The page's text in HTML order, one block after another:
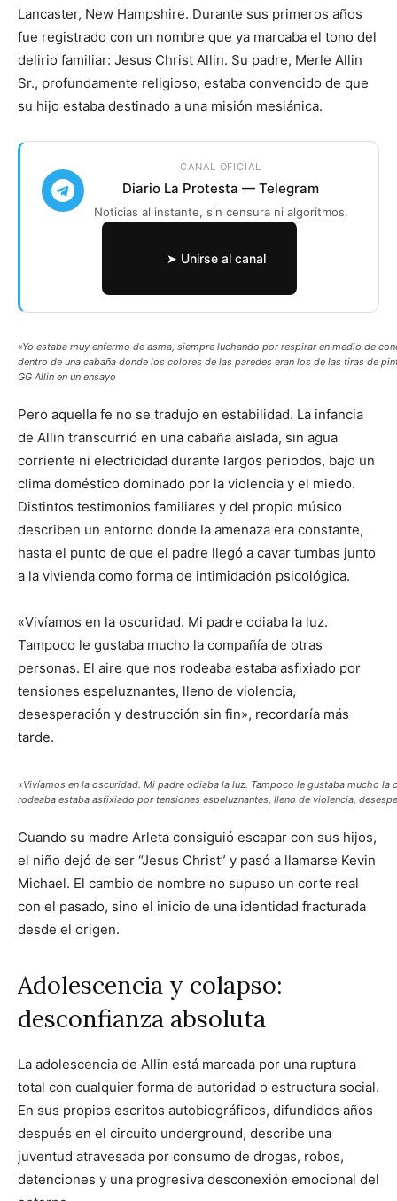
Lancaster, New Hampshire. Durante sus primeros años
fue registrado con un nombre que ya marcaba el tono del
delirio familiar: Jesus Christ Allin. Su padre, Merle Allin
Sr., profundamente religioso, estaba convencido de que
su hijo estaba destinado a una misión mesiánica.
CANAL OFICIAL
Diario La Protesta — Telegram
Noticias al instante, sin censura ni algoritmos.
➤ Unirse al canal
«Yo estaba muy enfermo de asma, siempre luchando por respirar en medio de
dentro de una cabaña donde los colores de las paredes eran los de las tiras de
GG Allin en un ensayo
Pero aquella fe no se tradujo en estabilidad. La infancia
de Allin transcurrió en una cabaña aislada, sin agua
corriente ni electricidad durante largos periodos, bajo un
clima doméstico dominado por la violencia y el miedo.
Distintos testimonios familiares y del propio músico
describen un entorno donde la amenaza era constante,
hasta el punto de que el padre llegó a cavar tumbas junto
a la vivienda como forma de intimidación psicológica.
«Vivíamos en la oscuridad. Mi padre odiaba la luz.
Tampoco le gustaba mucho la compañía de otras
personas. El aire que nos rodeaba estaba asfixiado por
tensiones espeluznantes, lleno de violencia,
desesperación y destrucción sin fin», recordaría más
tarde.
«Vivíamos en la oscuridad. Mi padre odiaba la luz. Tampoco le gustaba mucho la
rodeaba estaba asfixiado por tensiones espeluznantes, lleno de violencia,
Cuando su madre Arleta consiguió escapar con sus hijos,
el niño dejó de ser “Jesus Christ” y pasó a llamarse Kevin
Michael. El cambio de nombre no supuso un corte real
con el pasado, sino el inicio de una identidad fracturada
desde el origen.
Adolescencia y colapso:
desconfianza absoluta
La adolescencia de Allin está marcada por una ruptura
total con cualquier forma de autoridad o estructura social.
En sus propios escritos autobiográficos, difundidos años
después en el circuito underground, describe una
juventud atravesada por consumo de drogas, robos,
detenciones y una progresiva desconexión emocional del